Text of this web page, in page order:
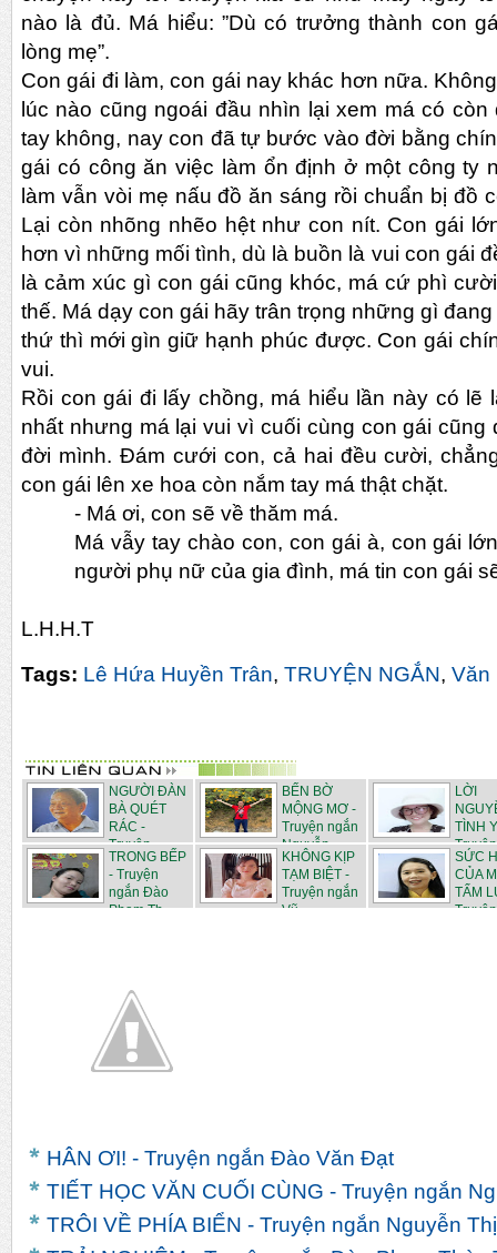
nào là đủ. Má hiểu: ”Dù có trưởng thành con
lòng mẹ”.
Con gái đi làm, con gái nay khác hơn nữa.
lúc nào cũng ngoái đầu nhìn lại xem má có
tay không, nay con đã tự bước vào đời bằng
gái có công ăn việc làm ổn định ở một công ty
làm vẫn vòi mẹ nấu đồ ăn sáng rồi chuẩn bị đồ
Lại còn nhõng nhẽo hệt như con nít. Con gái
hơn vì những mối tình, dù là buồn là vui con gái
là cảm xúc gì con gái cũng khóc, má cứ phì
thế. Má dạy con gái hãy trân trọng những gì
thứ thì mới gìn giữ hạnh phúc được. Con gái
vui.
Rồi con gái đi lấy chồng, má hiểu lần này có lẽ
nhất nhưng má lại vui vì cuối cùng con gái
đời mình. Đám cưới con, cả hai đều cười,
con gái lên xe hoa còn nắm tay má thật chặt.
- Má ơi, con sẽ về thăm má.
Má vẫy tay chào con, con gái à, con gái
người phụ nữ của gia đình, má tin con gái
L.H.H.T
Tags: Lê Hứa Huyền Trân, TRUYỆN NGẮN, Văn
NGƯỜI ĐÀN
BÀ QUÉT
RÁC -
Truyện
ngắn...
BẾN BỜ
MỘNG MƠ -
Truyện ngắn
Nguyễn...
LỜI
TÌNH
TRONG BẾP
- Truyện
ngắn Đào
Phạm Th...
KHÔNG KỊP
TẠM BIỆT -
Truyện ngắn
Vũ...
SỨC
CỦA
TẤM
HÂN ƠI! - Truyện ngắn Đào Văn Đạt
TIẾT HỌC VĂN CUỐI CÙNG - Truyện ngắn
TRÔI VỀ PHÍA BIỂN - Truyện ngắn Nguyễn